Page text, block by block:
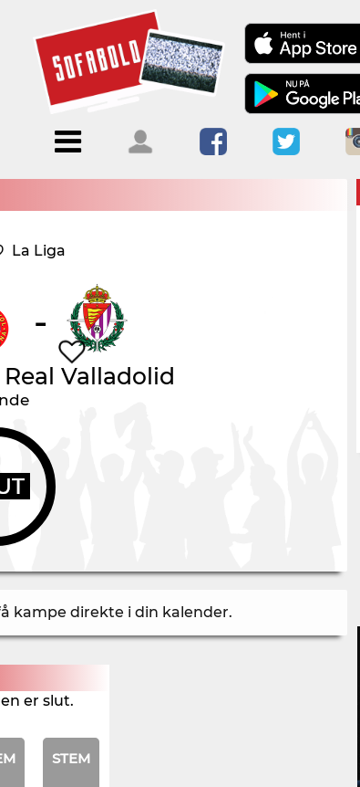
Menu
Forside Kalendere
Blogs
Om
Sofabold
Log ind
La Liga
-
Real Valladolid
kampe direkte i din kalender.
er slut.
STEM